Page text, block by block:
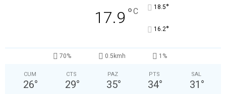
17.9 °C 18.5°
16.2°
70% 0.5kmh 1%
CUM
26°
CTS
29°
PAZ
35°
PTS
34°
SAL
31 °